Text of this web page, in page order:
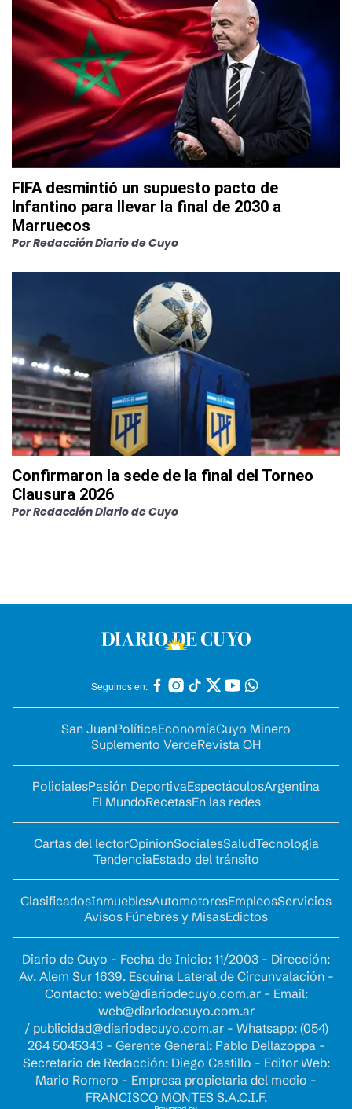
FIFA desmintió un supuesto pacto de
Infantino para llevar la final de 2030 a
Marruecos
PorRedacción Diario de Cuyo
Confirmaron la sede de la final del Torneo
Clausura 2026
PorRedacción Diario de Cuyo
Seguinos en:
San JuanPolíticaEconomíaCuyo Minero
Suplemento VerdeRevista OH
PolicialesPasión DeportivaEspectáculosArgentina
El MundoRecetasEn las redes
Cartas del lectorOpinionSocialesSaludTecnología
TendenciaEstado del tránsito
ClasificadosInmueblesAutomotoresEmpleosServicios
Avisos Fúnebres y MisasEdictos
Diario de Cuyo - Fecha de Inicio: 11/2003 - Dirección:
Av. Alem Sur 1639. Esquina Lateral de Circunvalación -
Contacto: web@diariodecuyo.com.ar- Email:
web@diariodecuyo.com.ar
/ publicidad@diariodecuyo.com.ar- Whatsapp: (054)
264 5045343 - Gerente General: Pablo Dellazoppa -
Secretario de Redacción: Diego Castillo - Editor Web:
Mario Romero - Empresa propietaria del medio -
FRANCISCO MONTES S.A.C.I.F.